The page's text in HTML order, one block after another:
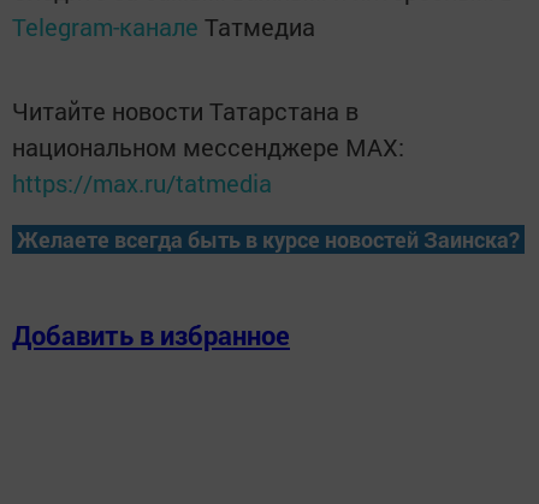
Telegram-канале Татмедиа
Читайте новости Татарстана в
национальном мессенджере MАХ:
https://max.ru/tatmedia
Желаете всегда быть в курсе новостей Заинска?
Добавить в избранное